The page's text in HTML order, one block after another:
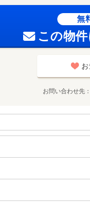
無
この物
お問い合わせ先